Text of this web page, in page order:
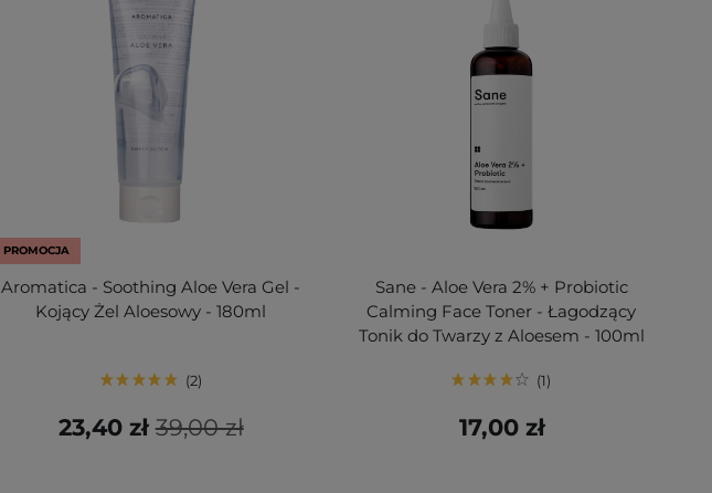
PROMOCJA
Aromatica - Soothing Aloe Vera Gel -
Kojący Żel Aloesowy - 180ml
2
39,00 zł
23,40 zł
Sane - Aloe Vera 2% + Probiotic
Calming Face Toner - Łagodzący
Tonik do Twarzy z Aloesem - 100ml
1
17,00 zł